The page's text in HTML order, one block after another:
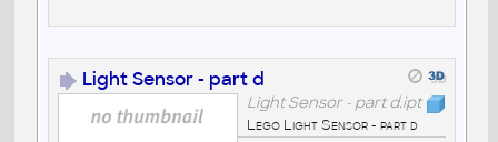
Light Sensor - part d
Light Sensor - part d.ipt
Lego Light Sensor - part d